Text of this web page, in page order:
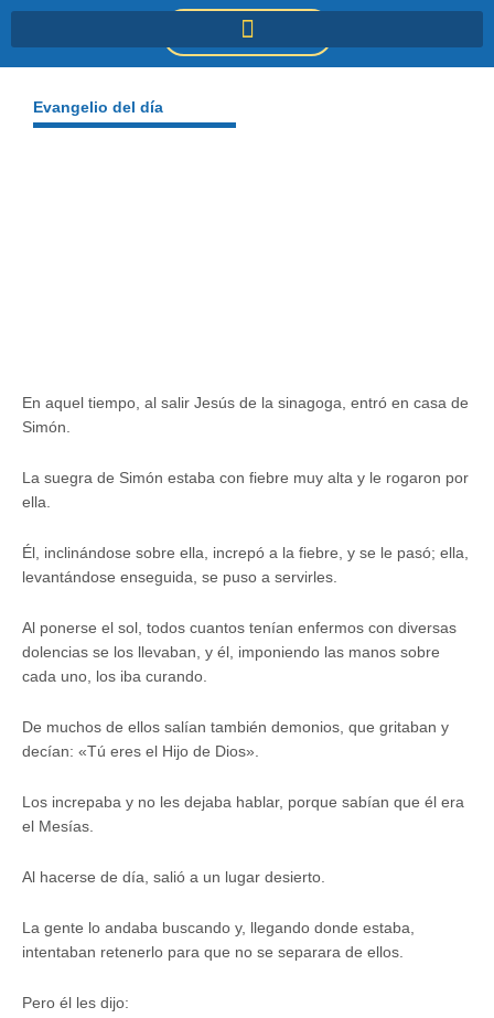
DONACIONES
Evangelio del día
En aquel tiempo, al salir Jesús de la sinagoga, entró en casa de
Simón.
La suegra de Simón estaba con fiebre muy alta y le rogaron por
ella.
Él, inclinándose sobre ella, increpó a la fiebre, y se le pasó; ella,
levantándose enseguida, se puso a servirles.
Al ponerse el sol, todos cuantos tenían enfermos con diversas
dolencias se los llevaban, y él, imponiendo las manos sobre
cada uno, los iba curando.
De muchos de ellos salían también demonios, que gritaban y
decían: «Tú eres el Hijo de Dios».
Los increpaba y no les dejaba hablar, porque sabían que él era
el Mesías.
Al hacerse de día, salió a un lugar desierto.
La gente lo andaba buscando y, llegando donde estaba,
intentaban retenerlo para que no se separara de ellos.
Pero él les dijo: